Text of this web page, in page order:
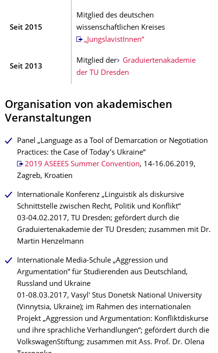
Seit 2015
Mitglied des deutschen
wissenschaftlichen Kreises
„JungslavistInnen“
Seit 2013
Mitglied der
Graduiertenakademie
der TU Dresden
Organisation von akademischen
Veranstaltungen
Panel „Language as a Tool of Demarcation or Negotiation
Practices: the Case of Today’s Ukraine“
2019 ASEEES Summer Convention, 14-16.06.2019,
Zagreb, Kroatien
Internationale Konferenz „Linguistik als diskursive
Schnittstelle zwischen Recht, Politik und Konflikt“
03-04.02.2017, TU Dresden; gefördert durch die
Graduiertenakademie der TU Dresden; zusammen mit Dr.
Martin Henzelmann
Internationale Media-Schule „Aggression und
Argumentation” für Studierenden aus Deutschland,
Russland und Ukraine
01-08.03.2017, Vasyl' Stus Donetsk National University
(Vinnytsia, Ukraine); im Rahmen des internationalen
Projekt „Aggression und Argumentation: Konfliktdiskurse
und ihre sprachliche Verhandlungen“; gefördert durch die
VolkswagenStiftung; zusammen mit Ass. Prof. Dr. Olena